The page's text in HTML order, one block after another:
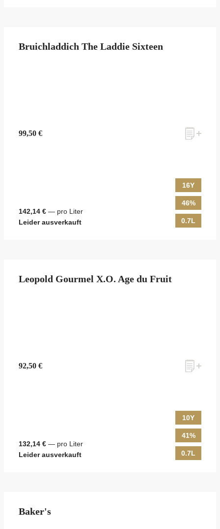
Bruichladdich The Laddie Sixteen
99,50 €
142,14 € — pro Liter
Leider ausverkauft
16Y
46%
0.7L
Leopold Gourmel X.O. Age du Fruit
92,50 €
132,14 € — pro Liter
Leider ausverkauft
10Y
41%
0.7L
Baker's
Möchten Sie ein für Newsletter-Abonnenten exklusives Monats-
gehalten werden? Dann melden Sie sich hier für unseren Newsletter